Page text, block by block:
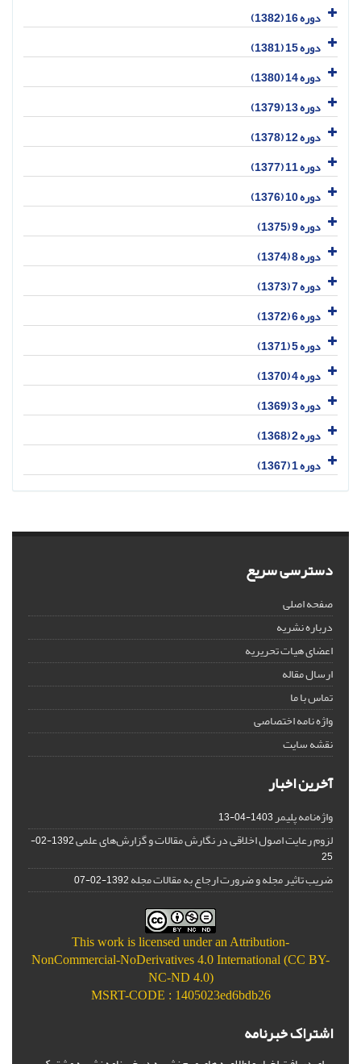
دوره 16 (1382)
دوره 15 (1381)
دوره 14 (1380)
دوره 13 (1379)
دوره 12 (1378)
دوره 11 (1377)
دوره 10 (1376)
دوره 9 (1375)
دوره 8 (1374)
دوره 7 (1373)
دوره 6 (1372)
دوره 5 (1371)
دوره 4 (1370)
دوره 3 (1369)
دوره 2 (1368)
دوره 1 (1367)
دسترسی سریع
صفحه اصلی
درباره نشریه
اعضای هیات تحریریه
ارسال مقاله
تماس با ما
واژه نامه اختصاصی
نقشه سایت
آخرین اخبار
واژه‌نامه پلیمر1403-04-13
لزوم رعایت اصول اخلاقی در نگارش مقالات و گزارش‌‌های علمی
1392-02-
25
ضریب تاثیر مجله و ضرورت ارجاع به مقالات مجله1392-02-07
This work is licensed under an Attribution-
NonCommercial-NoDerivatives 4.0 International (CC BY-
NC-ND 4.0)
MSRT-CODE : 1405023ed6bdb26
اشتراک خبرنامه